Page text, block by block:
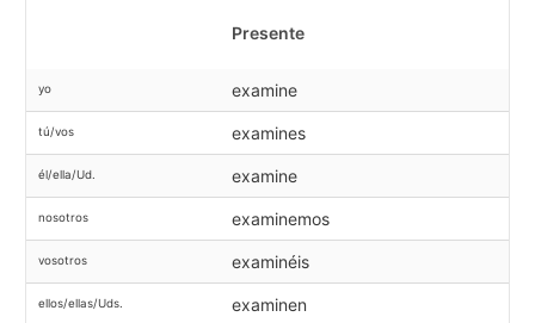
Presente
yo examine
tú/vos examines
él/ella/Ud. examine
nosotros examinemos
vosotros examinéis
ellos/ellas/Uds. examinen